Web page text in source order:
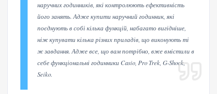
наручних годинників, які контролюють ефективність
його занять. Адже купити наручний годинник, які
поєднують в собі кілька функцій, набагато вигідніше,
ніж купувати кілька різних приладів, що виконують ті
ж завдання. Адже все, що вам потрібно, вже вмістили в
себе функціональні годинники Casio, Pro Trek, G-Shock,
Seiko.